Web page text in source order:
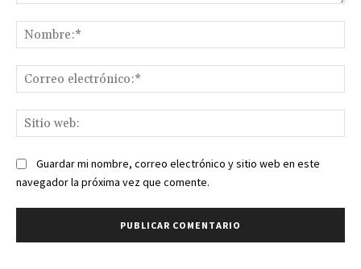
Guardar mi nombre, correo electrónico y sitio web en este
navegador la próxima vez que comente.